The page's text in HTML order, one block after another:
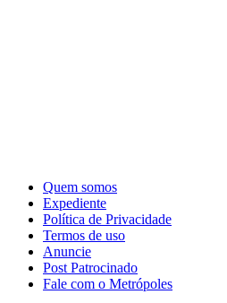
Quem somos
Expediente
Política de Privacidade
Termos de uso
Anuncie
Post Patrocinado
Fale com o Metrópoles